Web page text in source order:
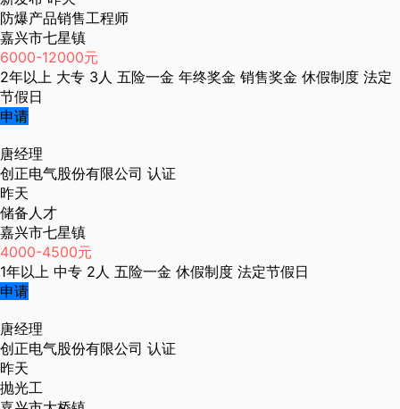
防爆产品销售工程师
嘉兴市七星镇
6000-12000元
2年以上 大专 3人 五险一金 年终奖金 销售奖金 休假制度 法定
节假日
申请
唐经理
创正电气股份有限公司 认证
昨天
储备人才
嘉兴市七星镇
4000-4500元
1年以上 中专 2人 五险一金 休假制度 法定节假日
申请
唐经理
创正电气股份有限公司 认证
昨天
抛光工